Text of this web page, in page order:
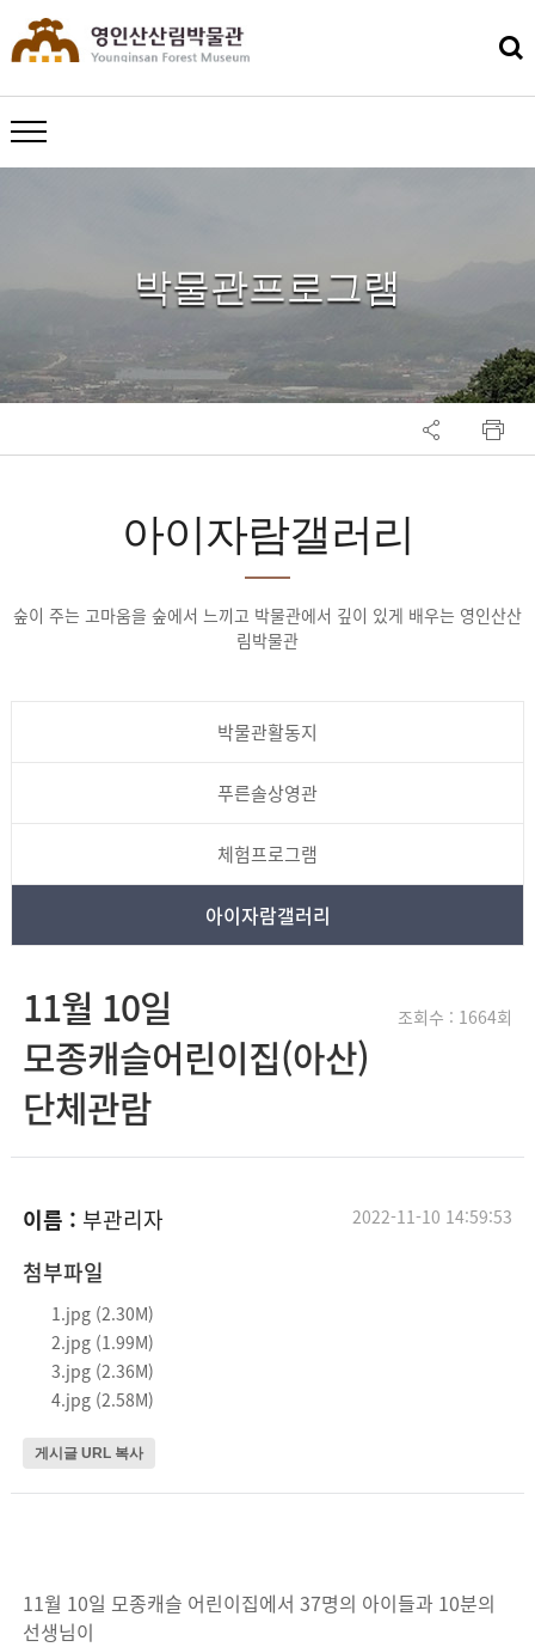
메뉴 열기
박물관프로그램
아이자람갤러리
숲이 주는 고마움을 숲에서 느끼고 박물관에서 깊이 있게 배우는 영인산산
림박물관
박물관활동지
푸른솔상영관
체험프로그램
아이자람갤러리
11월 10일
모종캐슬어린이집(아산)
단체관람
조회수 : 1664회
이름 : 부관리자 2022-11-10 14:59:53
첨부파일
1.jpg (2.30M)
2.jpg (1.99M)
3.jpg (2.36M)
4.jpg (2.58M)
게시글 URL 복사
11월 10일 모종캐슬 어린이집에서 37명의 아이들과 10분의
선생님이